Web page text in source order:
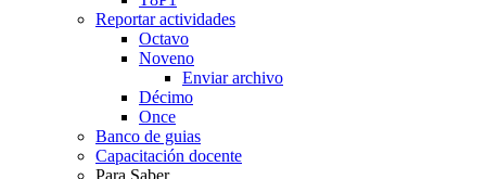
Reportar actividades
Octavo
Noveno
Enviar archivo
Décimo
Once
Banco de guias
Capacitación docente
Para Saber